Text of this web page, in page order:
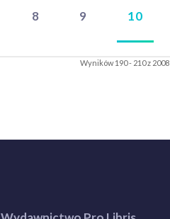
8 9 10
Wyników 190 - 210 z 2008